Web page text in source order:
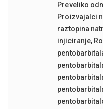
Preveliko
Proizvajalci
raztopina
injiciranje,